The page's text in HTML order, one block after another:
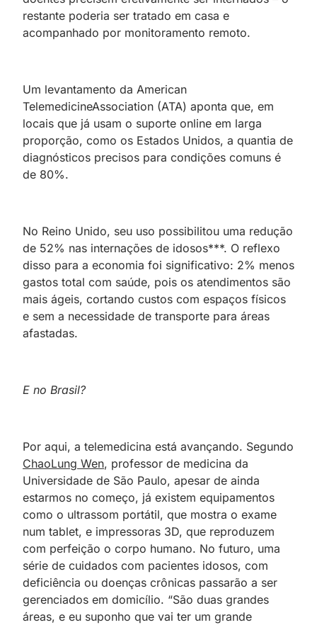
restante poderia ser tratado em casa e
acompanhado por monitoramento remoto.
Um levantamento da American
TelemedicineAssociation (ATA) aponta que, em
locais que já usam o suporte online em larga
proporção, como os Estados Unidos, a quantia de
diagnósticos precisos para condições comuns é
de 80%.
No Reino Unido, seu uso possibilitou uma redução
de 52% nas internações de idosos***. O reflexo
disso para a economia foi significativo: 2% menos
gastos total com saúde, pois os atendimentos são
mais ágeis, cortando custos com espaços físicos
e sem a necessidade de transporte para áreas
afastadas.
E no Brasil?
Por aqui, a telemedicina está avançando. Segundo
ChaoLung Wen, professor de medicina da
Universidade de São Paulo, apesar de ainda
estarmos no começo, já existem equipamentos
como o ultrassom portátil, que mostra o exame
num tablet, e impressoras 3D, que reproduzem
com perfeição o corpo humano. No futuro, uma
série de cuidados com pacientes idosos, com
deficiência ou doenças crônicas passarão a ser
gerenciados em domicílio. “São duas grandes
áreas, e eu suponho que vai ter um grande